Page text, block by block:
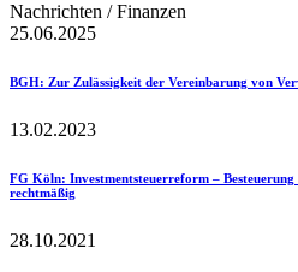
Nachrichten / Finanzen
25.06.2025
BGH: Zur Zulässigkeit der Vereinbarung von
13.02.2023
FG Köln: Investmentsteuerreform –
rechtmäßig
28.10.2021